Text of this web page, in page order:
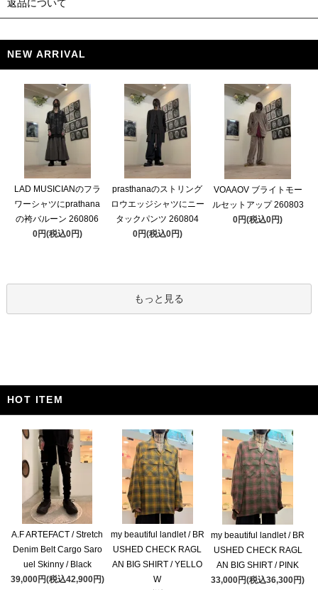
返品について
NEW ARRIVAL
LAD MUSICIANのフラ
ワーシャツにprathana
の袴バルーン 260806
0円(税込0円)
prasthanaのストリング
ロウエッジシャツにニー
タックパンツ 260804
0円(税込0円)
VOAAOV ブライトモー
ルセットアップ 260803
0円(税込0円)
もっと見る
HOT ITEM
A.F ARTEFACT / Stretch
Denim Belt Cargo Saro
uel Skinny / Black
39,000円(税込42,900円)
my beautiful landlet / BR
USHED CHECK RAGL
AN BIG SHIRT / YELLO
W
my beautiful landlet / BR
USHED CHECK RAGL
AN BIG SHIRT / PINK
33,000円(税込36,300円)